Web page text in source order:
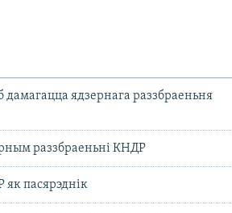
ядзернага раззбраеньня
раззбраеньні КНДР
пасярэднік